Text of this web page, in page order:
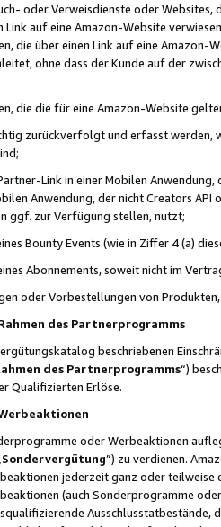
oder Verweisdienste oder Websites,
auf eine Amazon-Website
die über einen Link auf eine
ohne dass der Kunde auf der
die die für eine Amazon-Website
zurückverfolgt und erfasst werden,
Link in einer Mobilen
Anwendung, der nicht Creators
ggf. zur Verfügung stellen, nutzt;
Bounty Events (wie in Ziffer 4 (a)
Abonnements, soweit nicht im
oder Vorbestellungen von
des Partnerprogramms
beschriebenen
des Partnerprogramms“)
Qualifizierten Erlöse.
oder Werbeaktionen
Sondervergütung”) zu verdienen.
jederzeit ganz oder
(auch Sonderprogramme
Ausschlusstatbestände,